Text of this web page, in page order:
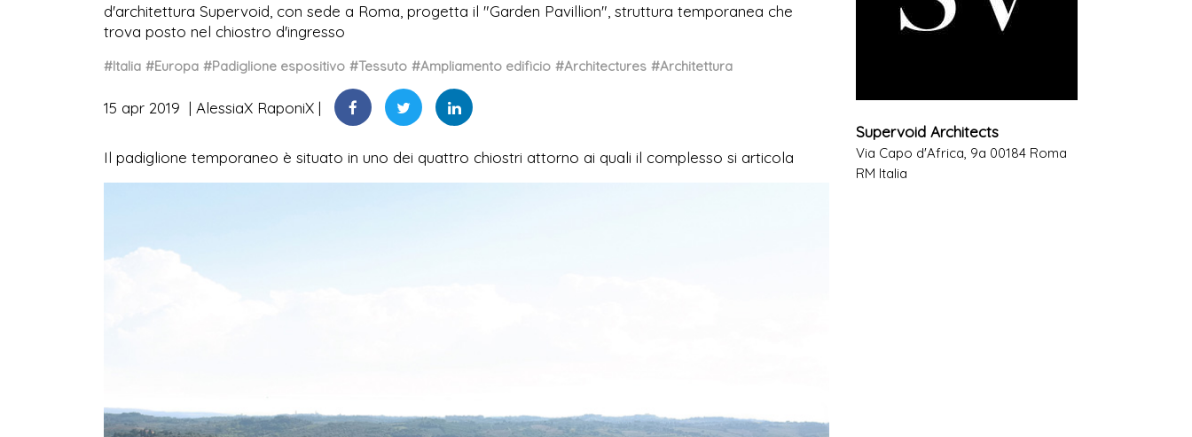
d'architettura Supervoid, con sede a Roma, progetta il "Garden Pavillion", struttura temporanea che
trova posto nel chiostro d'ingresso
#Italia #Europa #Padiglione espositivo #Tessuto #Ampliamento edificio #Architectures #Architettura
15 apr 2019 AlessiaX RaponiX
Il padiglione temporaneo è situato in uno dei quattro chiostri attorno ai quali il complesso si articola
Supervoid Architects
Via Capo d'Africa, 9a 00184 Roma
RM Italia